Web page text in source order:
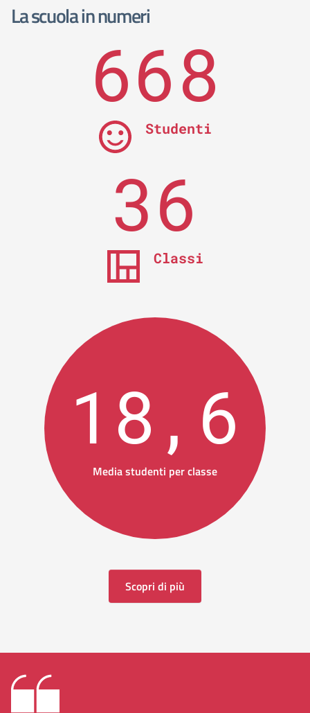
La scuola in numeri
668
Studenti
36
Classi
18,6
Media studenti per classe
Scopri di più